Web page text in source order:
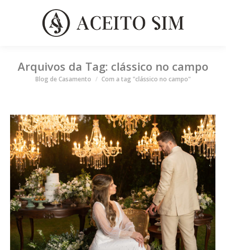
Arquivos da Tag: clássico no campo
Você está aqui
Blog de Casamento Com a tag "clássico no campo"